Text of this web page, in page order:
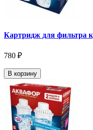
Картридж для фильтра
780 ₽
В корзину